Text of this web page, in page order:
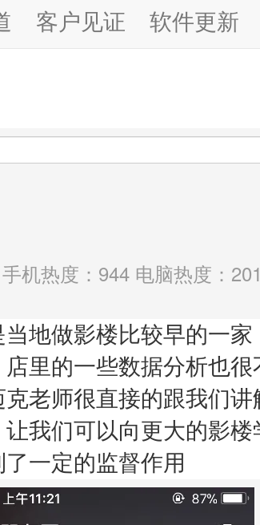
客户见证 软件更新
机热度：944 电脑热度：
地做影楼比较早的一家
里的一些数据分析也很
老师很直接的跟我们讲
我们可以向更大的影楼
一定的监督作用